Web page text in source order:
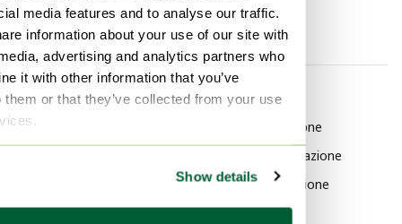
media features and to analyse our traffic.
information about your use of our site with
advertising and analytics partners who
it with other information that you’ve
them or that they’ve collected from your use
Show details
Per categoria
Aqua Creations Mobili
Per marchio
Lego Illuminazione
Hagoort Illuminazione
JAPTH Illuminazione